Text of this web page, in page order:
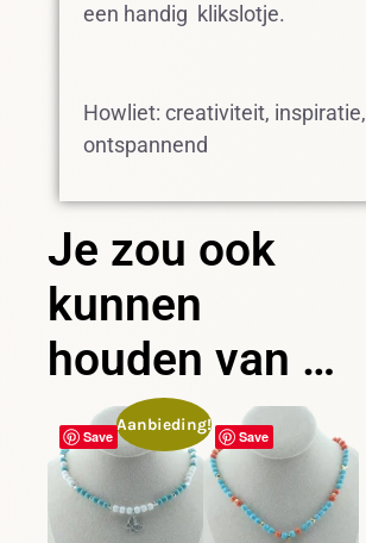
een handig klikslotje.
Howliet: creativiteit, inspiratie,
ontspannend
Je zou ook
kunnen
houden van …
Save
Aanbieding!
Save